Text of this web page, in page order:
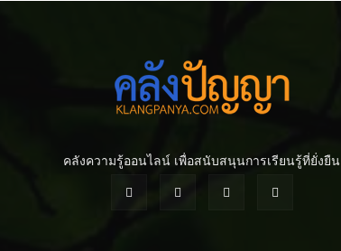
คลังความรู้ออนไลน์ เพื่อสนับสนุนการเรียนรู้ที่ยั่งยืน